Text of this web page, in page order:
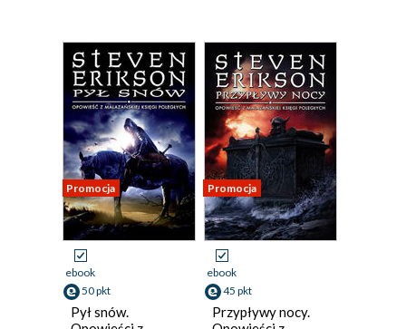
Promocja
ebook
50 pkt
Pył snów.
Promocja
ebook
45 pkt
Przypływy nocy.